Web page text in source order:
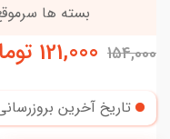
خریدتو به5میلیون
154,000
121,000
تاریخ آخرین